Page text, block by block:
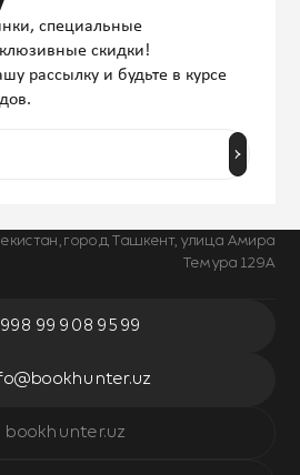
город Ташкент, улица Амира
Темура 129А
99 908 95 99
bookhunter.uz
специальные
скидки!
рассылку и будьте в курсе